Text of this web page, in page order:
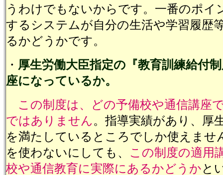
うわけでもないからです。一番のポイ
するシステムが自分の生活や学習履歴
るかどうかです。
・ 厚生労働大臣指定の『教育訓練給付
座になっているか。
この制度は、どの予備校や通信講座
ではありません。指導実績があり、厚
を満たしているところでしか使えませ
を使わないにしても、 この制度の適用
校や通信教育に実際にあるかどうかと